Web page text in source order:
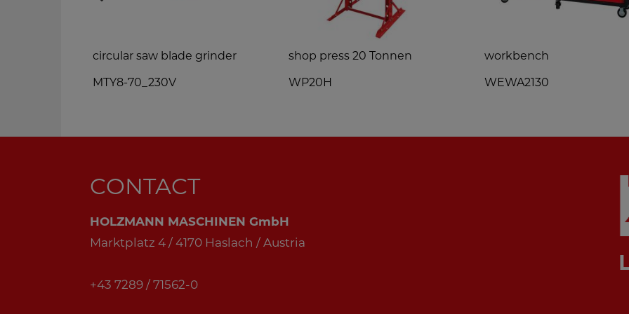
circular saw blade grinder
MTY8-70_230V
shop press 20 Tonnen
WP20H
workbench
WEWA2130
CONTACT
HOLZMANN MASCHINEN GmbH
Marktplatz 4 / 4170 Haslach / Austria
+43 7289 / 71562-0